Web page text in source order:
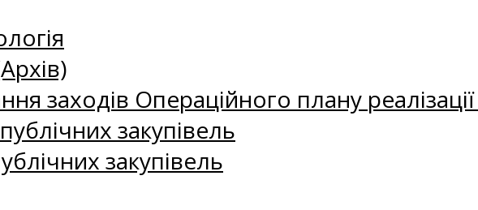
заходів Операційного плану реалізації
закупівель
закупівель